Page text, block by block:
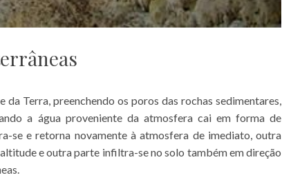
Terra, preenchendo os poros das rochas sedimentares,
a água proveniente da atmosfera cai em forma de
se e retorna novamente à atmosfera de imediato, outra
e outra parte infiltra-se no solo também em direção